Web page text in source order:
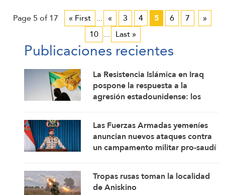
Page 5 of 17 « First ... « 3 4 5 6 7
»
10 ... Last »
Publicaciones recientes
La Resistencia Islámica en Iraq
pospone la respuesta a la
agresión estadounidense: los
Las Fuerzas Armadas yemeníes
anuncian nuevos ataques contra
un campamento militar pro-saudí
asedio por asedio y escalada por
escalada
Tropas rusas toman la localidad
de Aniskino